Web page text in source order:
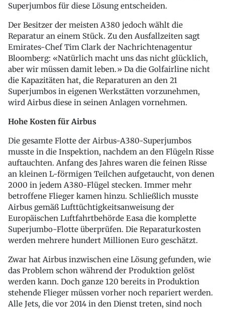
Superjumbos für diese Lösung entscheiden.
Der Besitzer der meisten A380 jedoch wählt die
Reparatur an einem Stück. Zu den Ausfallzeiten sagt
Emirates-Chef Tim Clark der Nachrichtenagentur
Bloomberg: «Natürlich macht uns das nicht glücklich,
aber wir müssen damit leben.» Da die Golfairline nicht
die Kapazitäten hat, die Reparaturen an den 21
Superjumbos in eigenen Werkstätten vorzunehmen,
wird Airbus diese in seinen Anlagen vornehmen.
Hohe Kosten für Airbus
Die gesamte Flotte der Airbus-A380-Superjumbos
musste in die Inspektion, nachdem an den Flügeln Risse
auftauchten. Anfang des Jahres waren die feinen Risse
an kleinen L-förmigen Teilchen aufgetaucht, von denen
2000 in jedem A380-Flügel stecken. Immer mehr
betroffene Flieger kamen hinzu. Schließlich musste
Airbus gemäß Lufttüchtigkeitsanweisung der
Europäischen Luftfahrtbehörde Easa die komplette
Superjumbo-Flotte überprüfen. Die Reparaturkosten
werden mehrere hundert Millionen Euro geschätzt.
Zwar hat Airbus inzwischen eine Lösung gefunden, wie
das Problem schon während der Produktion gelöst
werden kann. Doch ganze 120 bereits in Produktion
stehende Flieger müssen vorher noch repariert werden.
Alle Jets, die vor 2014 in den Dienst treten, sind noch